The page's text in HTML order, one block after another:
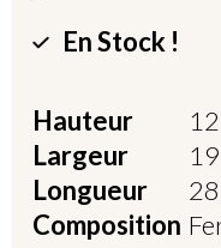
En Stock !
Hauteur
Largeur
Longueur
Composition